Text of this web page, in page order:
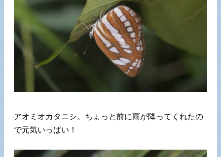
アオミオカタニシ。ちょっと前に雨が降ってくれたの
で元気いっぱい！